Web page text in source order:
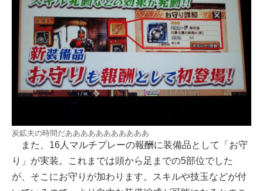
炭鉱夫の時間だあああああああああああ
また、16人マルチプレーの報酬に装備品として「お守
り」が実装。これまでは頭から足までの5部位でした
が、そこにお守りが加わります。スキルや技玉などが付